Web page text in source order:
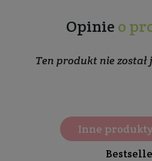
Opinie o
Ten produkt nie został
Inne